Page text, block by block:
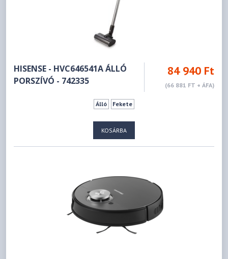
HISENSE - HVC646541A ÁLLÓ
PORSZÍVÓ - 742335
84 940 Ft
(66 881 FT + ÁFA)
Álló Fekete
KOSÁRBA